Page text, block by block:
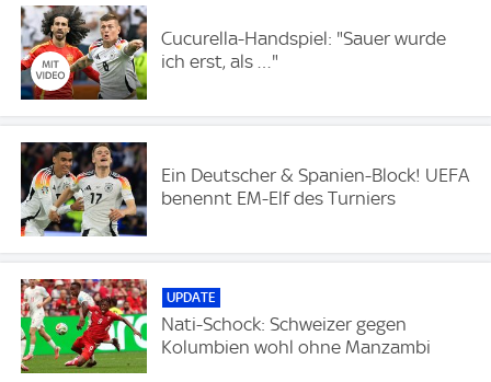
Cucurella-Handspiel: "Sauer wurde
ich erst, als …"
Ein Deutscher & Spanien-Block! UEFA
benennt EM-Elf des Turniers
UPDATE
Nati-Schock: Schweizer gegen
Kolumbien wohl ohne Manzambi